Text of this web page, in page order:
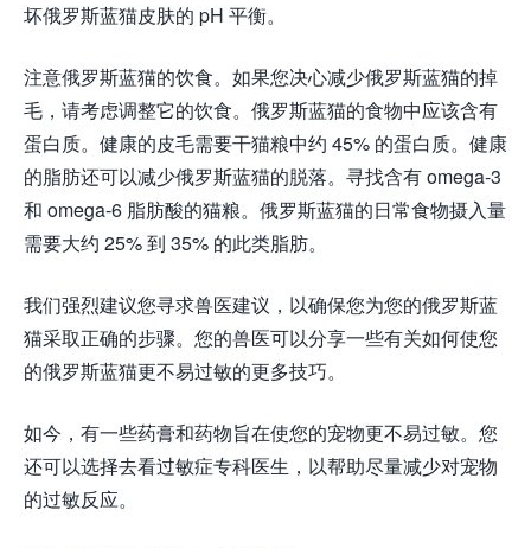
坏俄罗斯蓝猫皮肤的 pH 平衡。
注意俄罗斯蓝猫的饮食。如果您决心减少俄罗斯蓝猫的掉
毛，请考虑调整它的饮食。俄罗斯蓝猫的食物中应该含有
蛋白质。健康的皮毛需要干猫粮中约 45% 的蛋白质。健康
的脂肪还可以减少俄罗斯蓝猫的脱落。寻找含有 omega-3
和 omega-6 脂肪酸的猫粮。俄罗斯蓝猫的日常食物摄入量
需要大约 25% 到 35% 的此类脂肪。
我们强烈建议您寻求兽医建议，以确保您为您的俄罗斯蓝
猫采取正确的步骤。您的兽医可以分享一些有关如何使您
的俄罗斯蓝猫更不易过敏的更多技巧。
如今，有一些药膏和药物旨在使您的宠物更不易过敏。您
还可以选择去看过敏症专科医生，以帮助尽量减少对宠物
的过敏反应。